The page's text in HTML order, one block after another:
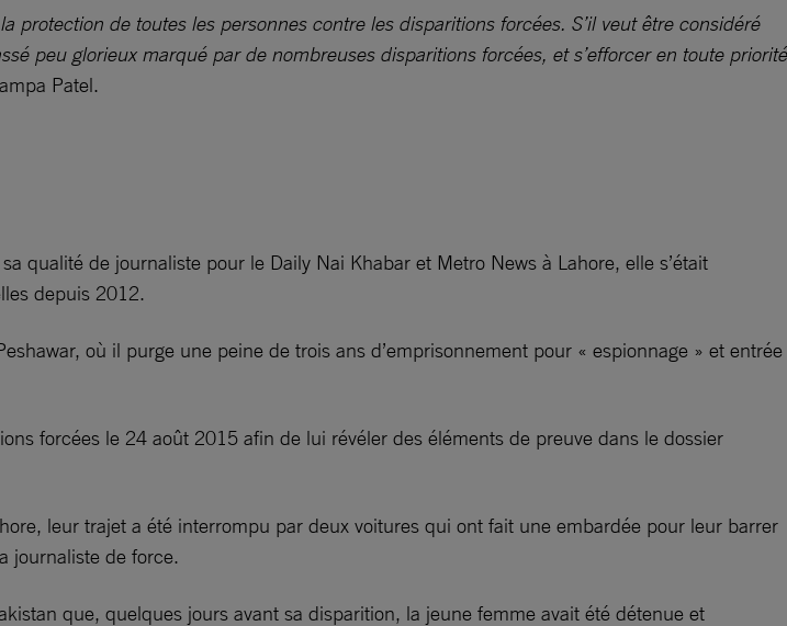
de toutes les personnes contre les disparitions forcées. S’il veut être considéré
peu glorieux marqué par de nombreuses disparitions forcées, et s’efforcer en toute priorité
Patel.
qualité de journaliste pour le Daily Nai Khabar et Metro News à Lahore, elle s’était
depuis 2012.
où il purge une peine de trois ans d’emprisonnement pour « espionnage » et entrée
forcées le 24 août 2015 afin de lui révéler des éléments de preuve dans le dossier
leur trajet a été interrompu par deux voitures qui ont fait une embardée pour leur barrer
journaliste de force.
que, quelques jours avant sa disparition, la jeune femme avait été détenue et